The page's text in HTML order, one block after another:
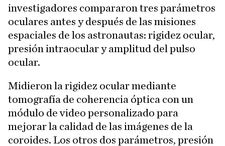
investigadores compararon tres parámetros
oculares antes y después de las misiones
espaciales de los astronautas: rigidez ocular,
presión intraocular y amplitud del pulso
ocular.
Midieron la rigidez ocular mediante
tomografía de coherencia óptica con un
módulo de video personalizado para
mejorar la calidad de las imágenes de la
coroides. Los otros dos parámetros, presión